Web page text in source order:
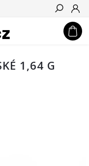
Hledat
1,64 G